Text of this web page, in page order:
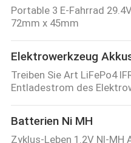
Portable 3 E-Fahrrad
72mm x 45mm
Elektrowerkzeug
Treiben Sie Art LiFePo4
Entladestrom des
Batterien Ni MH
Zyklus-Leben 1.2V NI-